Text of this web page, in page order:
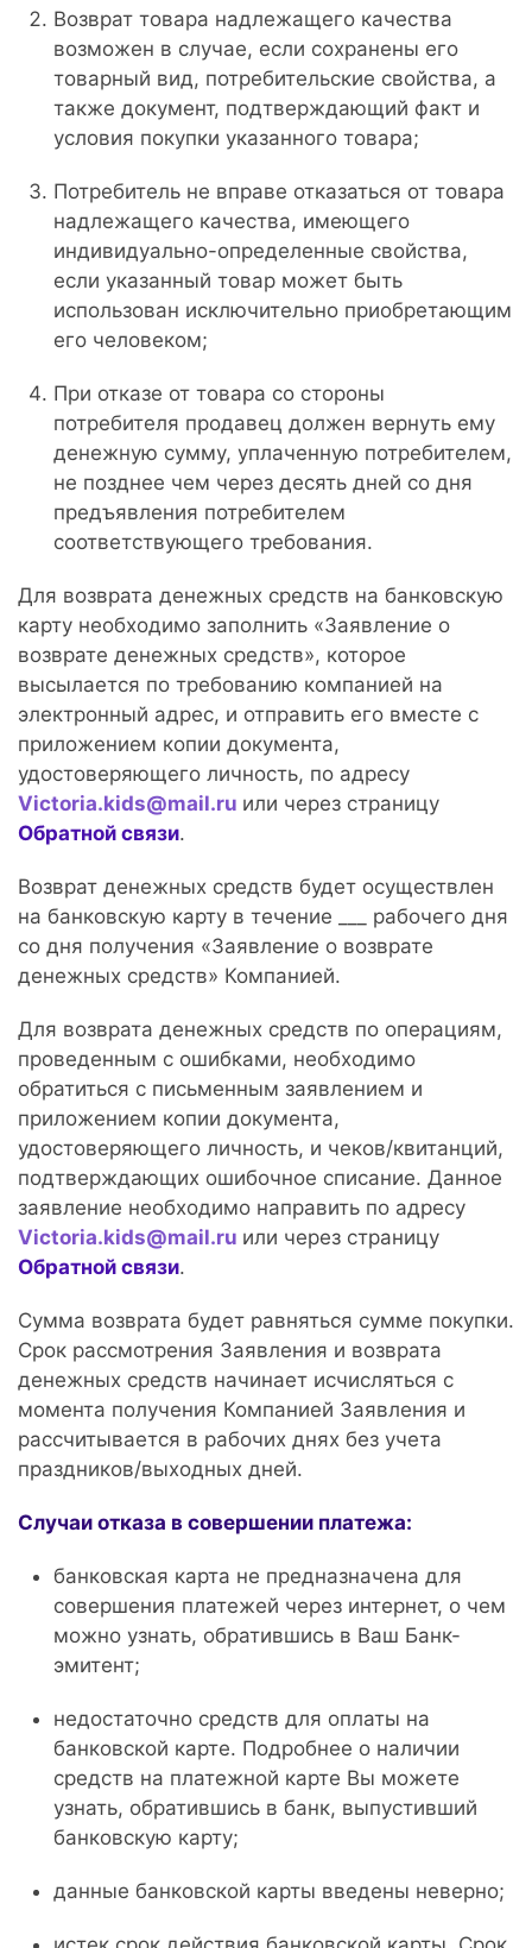
Возврат товара надлежащего качества
возможен в случае, если сохранены его
товарный вид, потребительские свойства, а
также документ, подтверждающий факт и
условия покупки указанного товара;
Потребитель не вправе отказаться от товара
надлежащего качества, имеющего
индивидуально-определенные свойства,
если указанный товар может быть
использован исключительно приобретающим
его человеком;
При отказе от товара со стороны
потребителя продавец должен вернуть ему
денежную сумму, уплаченную потребителем,
не позднее чем через десять дней со дня
предъявления потребителем
соответствующего требования.
Для возврата денежных средств на банковскую
карту необходимо заполнить «Заявление о
возврате денежных средств», которое
высылается по требованию компанией на
электронный адрес, и отправить его вместе с
приложением копии документа,
удостоверяющего личность, по адресу
Victoria.kids@mail.ru или через страницу
Обратной связи.
Возврат денежных средств будет осуществлен
на банковскую карту в течение ___ рабочего дня
со дня получения «Заявление о возврате
денежных средств» Компанией.
Для возврата денежных средств по операциям,
проведенным с ошибками, необходимо
обратиться с письменным заявлением и
приложением копии документа,
удостоверяющего личность, и чеков/квитанций,
подтверждающих ошибочное списание. Данное
заявление необходимо направить по адресу
Victoria.kids@mail.ru или через страницу
Обратной связи.
Сумма возврата будет равняться сумме покупки.
Срок рассмотрения Заявления и возврата
денежных средств начинает исчисляться с
момента получения Компанией Заявления и
рассчитывается в рабочих днях без учета
праздников/выходных дней.
Случаи отказа в совершении платежа:
банковская карта не предназначена для
совершения платежей через интернет, о чем
можно узнать, обратившись в Ваш Банк-
эмитент;
недостаточно средств для оплаты на
банковской карте. Подробнее о наличии
средств на платежной карте Вы можете
узнать, обратившись в банк, выпустивший
банковскую карту;
данные банковской карты введены неверно;